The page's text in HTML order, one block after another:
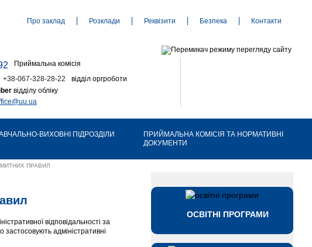
Про заклад Розклади Реквізити Безпека Контакти
Приймальна комісія
відділ оргроботи
+38-067-328-28-22
відділу обліку
ВИХОВНІ ПІДРОЗДІЛИ
ПРИЙМАЛЬНА КОМІСІЯ ТА НОРМАТИВНІ
ДОКУМЕНТИ
МИТНИХ ПРАВИЛ
ОСВІТНІ ПРОГРАМИ
відповідальності за
адміністративні